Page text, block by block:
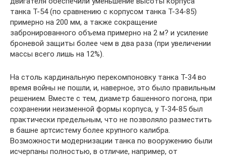
танка Т-54 (по сравнению с корпусом танка Т-34-85)
примерно на 200 мм, а также сокращение
забронированного объема примерно на 2 м? и усиление
броневой защиты более чем в два раза (при увеличении
массы всего лишь на 12%).
На столь кардинальную перекомпоновку танка Т-34 во
время войны не пошли, и, наверное, это было правильным
решением. Вместе с тем, диаметр башенного погона, при
сохранении неизменной формы корпуса, у Т-34-85 был
практически предельным, что не позволяло разместить
в башне артсистему более крупного калибра.
Возможности модернизации танка по вооружению были
исчерпаны полностью, в отличие, например, от